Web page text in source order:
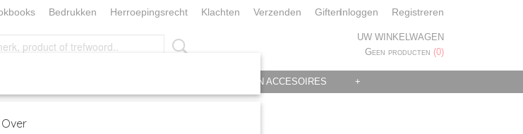
Bedrukken Herroepingsrecht Klachten Verzenden GiftenInloggen Registreren
UW WINKELWAGEN
Geen producten (0)
KERST/FEEST KLEDING EN ACCESOIRES +
mannen
Over